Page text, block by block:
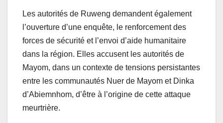
Les autorités de Ruweng demandent également
l’ouverture d’une enquête, le renforcement des
forces de sécurité et l’envoi d’aide humanitaire
dans la région. Elles accusent les autorités de
Mayom, dans un contexte de tensions persistantes
entre les communautés Nuer de Mayom et Dinka
d’Abiemnhom, d’être à l’origine de cette attaque
meurtrière.